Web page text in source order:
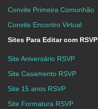
Convite Primeira Comunhão
Convite Encontro Virtual
Sites Para Editar com RSVP
Site Aniversário RSVP
Site Casamento RSVP
Site 15 anos RSVP
Site Formatura RSVP